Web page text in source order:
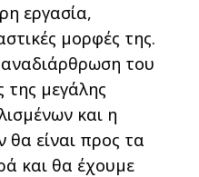
εργασία,
μορφές της.
του
της μεγάλης
και η
είναι προς τα
και θα έχουμε